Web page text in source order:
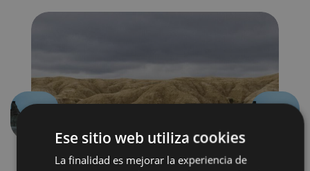
Ese sitio web utiliza cookies
La finalidad es mejorar la experiencia de